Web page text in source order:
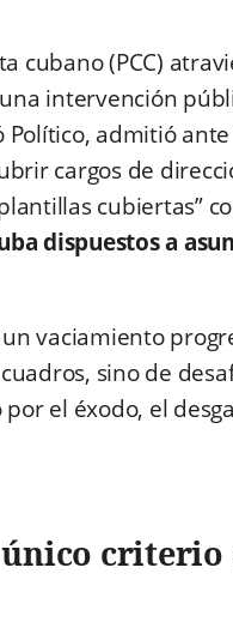
cubano (PCC)
intervención
admitió
cargos de
cubiertas”
dispuestos a
vaciamiento
sino de
el éxodo, el
criterio